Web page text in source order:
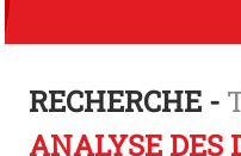
RECHERCHE -
ANALYSE DES